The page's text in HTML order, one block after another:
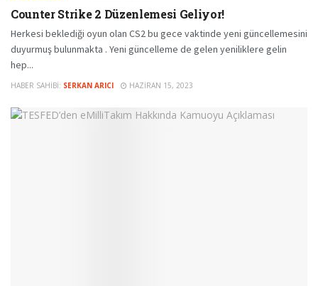
Counter Strike 2 Düzenlemesi Geliyor!
Herkesi beklediği oyun olan CS2 bu gece vaktinde yeni güncellemesini
duyurmuş bulunmakta . Yeni güncelleme de gelen yeniliklere gelin
hep...
HABER SAHIBI: SERKAN ARICI HAZIRAN 15, 2023